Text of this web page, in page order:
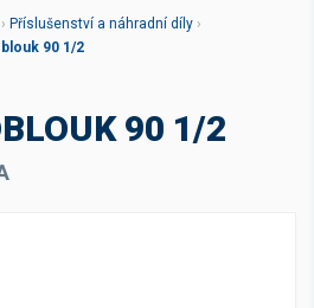
› Příslušenství a náhradní díly ›
90 1/2
90 1/2